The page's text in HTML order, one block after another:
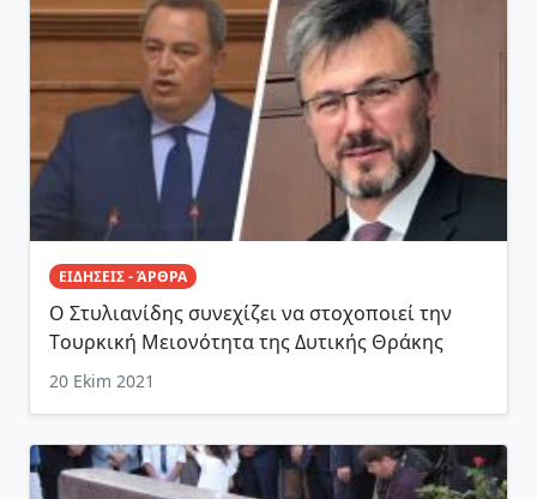
ΕΙΔΗΣΕΙΣ - ΆΡΘΡΑ
Ο Στυλιανίδης συνεχίζει να στοχοποιεί την
Tουρκική Mειονότητα της Δυτικής Θράκης
20 Ekim 2021